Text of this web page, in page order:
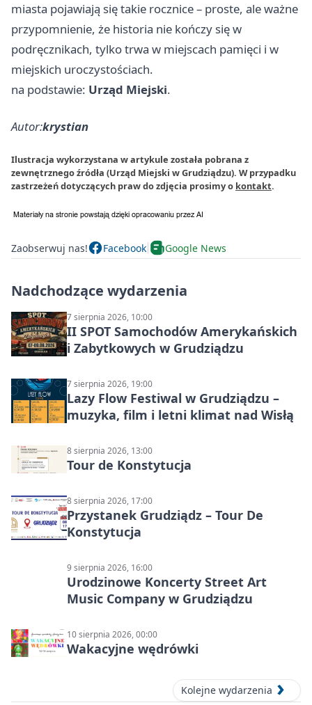
miasta pojawiają się takie rocznice – proste, ale ważne
przypomnienie, że historia nie kończy się w
podręcznikach, tylko trwa w miejscach pamięci i w
miejskich uroczystościach.
na podstawie: Urząd Miejski.
Autor:krystian
Ilustracja wykorzystana w artykule została pobrana z
zewnętrznego źródła (Urząd Miejski w Grudziądzu). W przypadku
zastrzeżeń dotyczących praw do zdjęcia prosimy o kontakt.
Zaobserwuj nas! Facebook Google News
Nadchodzące wydarzenia
7 sierpnia 2026, 10:00
II SPOT Samochodów Amerykańskich
i Zabytkowych w Grudziądzu
7 sierpnia 2026, 19:00
Lazy Flow Festiwal w Grudziądzu –
muzyka, film i letni klimat nad Wisłą
8 sierpnia 2026, 13:00
Tour de Konstytucja
8 sierpnia 2026, 17:00
Przystanek Grudziądz – Tour De
Konstytucja
9 sierpnia 2026, 16:00
Urodzinowe Koncerty Street Art
Music Company w Grudziądzu
10 sierpnia 2026, 00:00
Wakacyjne wędrówki
Kolejne wydarzenia